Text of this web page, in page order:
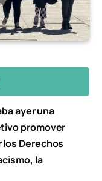
ayer una
promover
Derechos
la